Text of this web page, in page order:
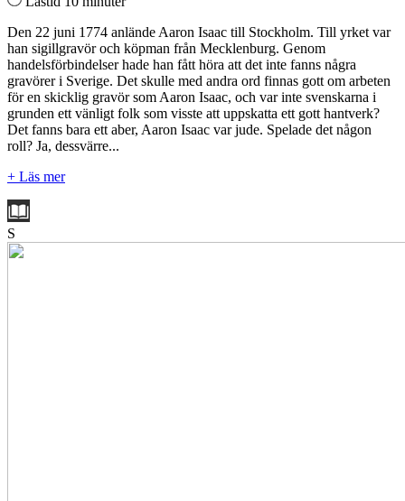
Den 22 juni 1774 anlände Aaron Isaac till Stockholm. Till yrket var
han sigillgravör och köpman från Mecklenburg. Genom
handelsförbindelser hade han fått höra att det inte fanns några
gravörer i Sverige. Det skulle med andra ord finnas gott om arbeten
för en skicklig gravör som Aaron Isaac, och var inte svenskarna i
grunden ett vänligt folk som visste att uppskatta ett gott hantverk?
Det fanns bara ett aber, Aaron Isaac var jude. Spelade det någon
roll? Ja, dessvärre...
+ Läs mer
S